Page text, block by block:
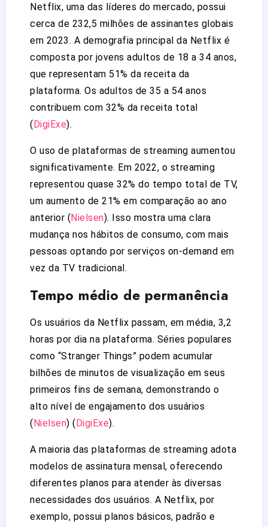
Netflix, uma das líderes do mercado, possui
cerca de 232,5 milhões de assinantes globais
em 2023. A demografia principal da Netflix é
composta por jovens adultos de 18 a 34 anos,
que representam 51% da receita da
plataforma. Os adultos de 35 a 54 anos
contribuem com 32% da receita total​
(DigiExe)​.
O uso de plataformas de streaming aumentou
significativamente. Em 2022, o streaming
representou quase 32% do tempo total de TV,
um aumento de 21% em comparação ao ano
anterior​ (Nielsen)​. Isso mostra uma clara
mudança nos hábitos de consumo, com mais
pessoas optando por serviços on-demand em
vez da TV tradicional.
Tempo médio de permanência
Os usuários da Netflix passam, em média, 3,2
horas por dia na plataforma. Séries populares
como “Stranger Things” podem acumular
bilhões de minutos de visualização em seus
primeiros fins de semana, demonstrando o
alto nível de engajamento dos usuários​
(Nielsen) (DigiExe)​.
A maioria das plataformas de streaming adota
modelos de assinatura mensal, oferecendo
diferentes planos para atender às diversas
necessidades dos usuários. A Netflix, por
exemplo, possui planos básicos, padrão e